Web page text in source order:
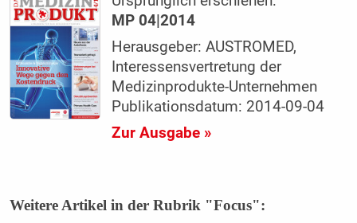
MP 04|2014
Herausgeber: AUSTROMED,
Interessensvertretung der
Medizinprodukte-Unternehmen
Publikationsdatum: 2014-09-04
Zur Ausgabe »
Weitere Artikel in der Rubrik "Focus":